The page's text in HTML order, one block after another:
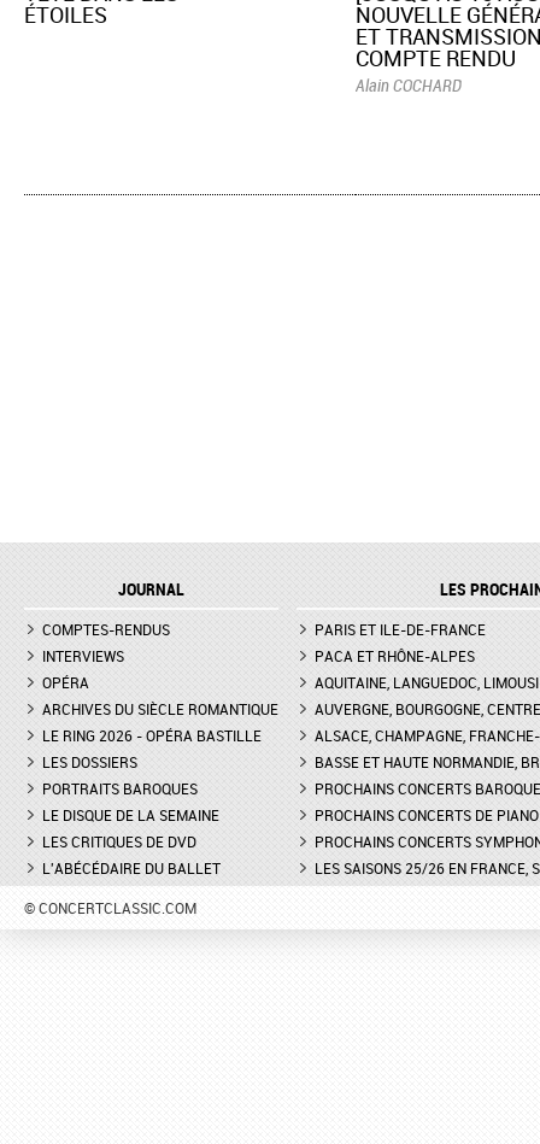
ÉTOILES NOUVELLE
ET
COMPTE RENDU
Alain COCHARD
JOURNAL
COMPTES-RENDUS
INTERVIEWS
OPÉRA
ARCHIVES DU SIÈCLE ROMANTIQUE
LE RING 2026 - OPÉRA BASTILLE
LES DOSSIERS
PORTRAITS BAROQUES
LE DISQUE DE LA SEMAINE
LES CRITIQUES DE DVD
L'ABÉCÉDAIRE DU BALLET
LES
PARIS ET ILE-DE-FRANCE
PACA ET RHÔNE-ALPES
AQUITAINE, LANGUEDOC,
AUVERGNE, BOURGOGNE, CENTRE
ALSACE, CHAMPAGNE,
BASSE ET HAUTE NORMANDIE,
PROCHAINS CONCERTS
PROCHAINS CONCERTS DE PIANO
PROCHAINS CONCERTS
LES SAISONS 25/26 EN FRANCE,
© CONCERTCLASSIC.COM